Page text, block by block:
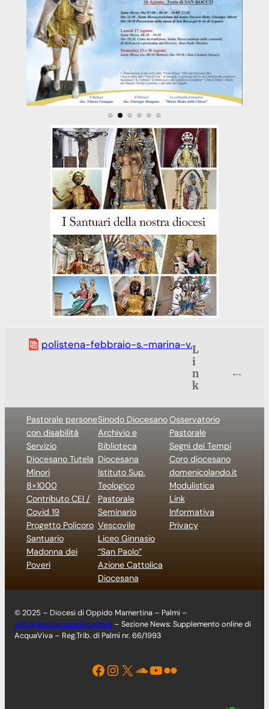
polistena-febbraio-s.-marina-v.L
i
n
k
Pastorale persone
con disabilità
Servizio
Diocesano Tutela
Minori
8×1000
Contributo CEI /
Covid 19
Progetto Policoro
Santuario
Madonna dei
Poveri
Sinodo Diocesano
Archivio e
Biblioteca
Diocesana
Istituto Sup.
Teologico
Pastorale
Seminario
Vescovile
Liceo Ginnasio
“San Paolo”
Azione Cattolica
Diocesana
Osservatorio
Pastorale
Segni dei Tempi
Coro diocesano
domenicolando.it
Modulistica
Link
Informativa
Privacy
© 2025 – Diocesi di Oppido Mamertina – Palmi –
info@diocesioppidopalmi.it – Sezione News: Supplemento online di
AcquaViva – Reg.Trib. di Palmi nr. 66/1993
Facebook Instagram X Soundcloud YouTube Flickr